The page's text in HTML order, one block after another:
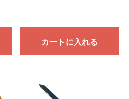
カートに入れる